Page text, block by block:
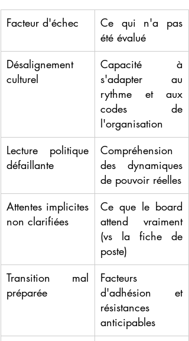
Facteur d'échec
Ce qui n'a pas
été évalué
Désalignement
culturel
Capacité à
s'adapter au
rythme et aux
codes de
l'organisation
Lecture politique
défaillante
Compréhension
des dynamiques
de pouvoir réelles
Attentes implicites
non clarifiées
Ce que le board
attend vraiment
(vs la fiche de
poste)
Transition mal
préparée
Facteurs
d'adhésion et
résistances
anticipables